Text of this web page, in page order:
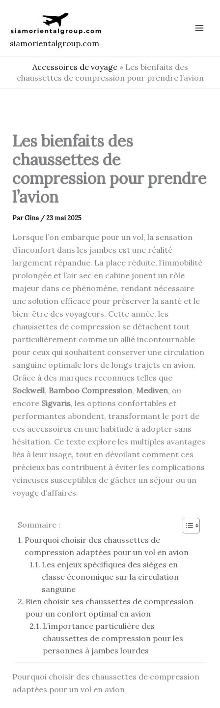
contenu
siamorientalgroup.com
Accessoires de voyage» Les bienfaits des
chaussettes de compression pour prendre l’avion
Les bienfaits des
chaussettes de
compression pour prendre
l’avion
ParGina /23 mai 2025
Lorsque l’on embarque pour un vol, la sensation
d’inconfort dans les jambes est une réalité
largement répandue. La place réduite, l’immobilité
prolongée et l’air sec en cabine jouent un rôle
majeur dans ce phénomène, rendant nécessaire
une solution efficace pour préserver la santé et le
bien-être des voyageurs. Cette année, les
chaussettes de compression se détachent tout
particulièrement comme un allié incontournable
pour ceux qui souhaitent conserver une circulation
sanguine optimale lors de longs trajets en avion.
Grâce à des marques reconnues telles que
Sockwell, Bamboo Compression, Mediven, ou
encore Sigvaris, les options confortables et
performantes abondent, transformant le port de
ces accessoires en une habitude à adopter sans
hésitation. Ce texte explore les multiples avantages
liés à leur usage, tout en dévoilant comment ces
précieux bas contribuent à éviter les complications
veineuses susceptibles de gâcher un séjour ou un
voyage d’affaires.
Sommaire :
Pourquoi choisir des chaussettes de
compression adaptées pour un vol en avion
Les enjeux spécifiques des sièges en
classe économique sur la circulation
sanguine
Bien choisir ses chaussettes de compression
pour un confort optimal en avion
L’importance particulière des
chaussettes de compression pour les
personnes à jambes lourdes
Pourquoi choisir des chaussettes de compression
adaptées pour un vol en avion